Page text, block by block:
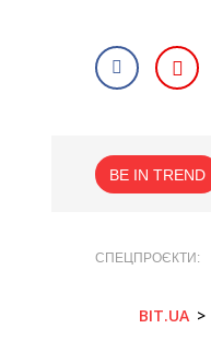
BE IN TREND
СПЕЦПРОЄКТИ
BIT.UA